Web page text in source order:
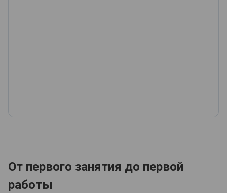
От первого занятия до первой
работы